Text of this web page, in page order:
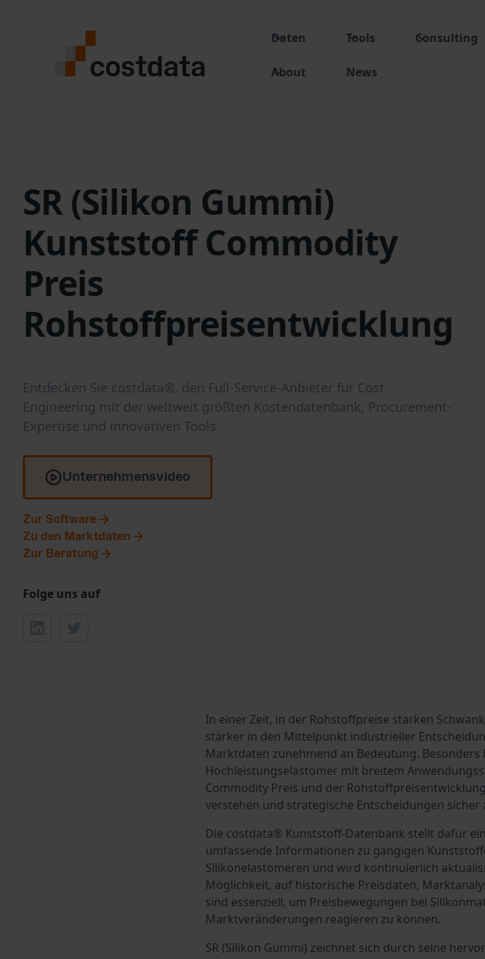
Daten Tools Consulting
About News
SR (Silikon Gummi)
Kunststoff Commodity
Preis
Rohstoffpreisentwicklung
Entdecken Sie costdata®, den Full-Service-Anbieter für Cost
Engineering mit der weltweit größten Kostendatenbank, Procurement-
Expertise und innovativen Tools.
Unternehmensvideo
Zur Software
Zu den Marktdaten
Zur Beratung
Folge uns auf
In einer Zeit, in der Rohstoffpreise starken
stärker in den Mittelpunkt industrieller
Marktdaten zunehmend an Bedeutung. Besonders
Hochleistungselastomer mit breitem
Commodity Preis und der
verstehen und strategische Entscheidungen sicher
Die costdata® Kunststoff-Datenbank stellt dafür
umfassende Informationen zu gängigen
Silikonelastomeren und wird kontinuierlich
Möglichkeit, auf historische Preisdaten,
sind essenziell, um Preisbewegungen bei
Marktveränderungen reagieren zu können.
SR (Silikon Gummi) zeichnet sich durch seine